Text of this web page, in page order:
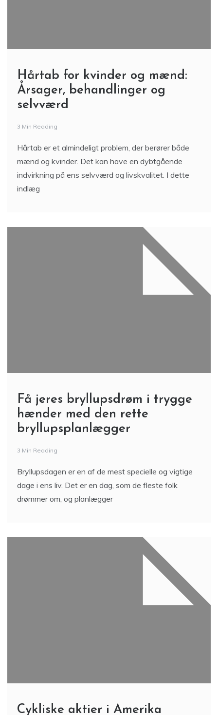
Hårtab for kvinder og mænd:
Årsager, behandlinger og
selvværd
3 Min Reading
Hårtab er et almindeligt problem, der berører både
mænd og kvinder. Det kan have en dybtgående
indvirkning på ens selvværd og livskvalitet. I dette
indlæg
Få jeres bryllupsdrøm i trygge
hænder med den rette
bryllupsplanlægger
3 Min Reading
Bryllupsdagen er en af de mest specielle og vigtige
dage i ens liv. Det er en dag, som de fleste folk
drømmer om, og planlægger
Cykliske aktier i Amerika